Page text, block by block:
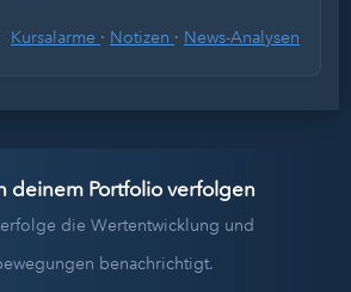
Kursalarme · Notizen · News-Analysen
deinem Portfolio verfolgen
die Wertentwicklung und
benachrichtigt.